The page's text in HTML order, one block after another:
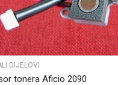
DIJELOVI
tonera Aficio 2090